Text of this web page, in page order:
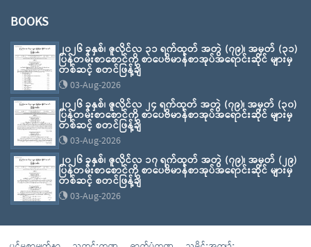
BOOKS
၂၀၂၆ ခုနှစ်၊ ဇူလိုင်လ ၃၁ ရက်ထုတ် အတွဲ (၇၉)၊ အမှတ် (၃၁)
ပြန်တမ်းစာစောင်ကို စာပေဗိမာန်စာအုပ်အရောင်းဆိုင် များမှ
တစ်ဆင့် စတင်ဖြန့်ချိ
03-Aug-2026
၂၀၂၆ ခုနှစ်၊ ဇူလိုင်လ ၂၄ ရက်ထုတ် အတွဲ (၇၉)၊ အမှတ် (၃၀)
ပြန်တမ်းစာစောင်ကို စာပေဗိမာန်စာအုပ်အရောင်းဆိုင် များမှ
တစ်ဆင့် စတင်ဖြန့်ချိ
03-Aug-2026
၂၀၂၆ ခုနှစ်၊ ဇူလိုင်လ ၁၇ ရက်ထုတ် အတွဲ (၇၉)၊ အမှတ် (၂၉)
ပြန်တမ်းစာစောင်ကို စာပေဗိမာန်စာအုပ်အရောင်းဆိုင် များမှ
တစ်ဆင့် စတင်ဖြန့်ချိ
03-Aug-2026